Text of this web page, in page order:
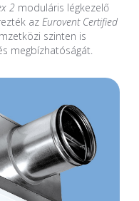
2moduláris légkezelő
az Eurovent Certified
szinten is
megbízhatóságát.